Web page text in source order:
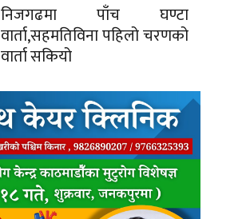
निजगढमा पाँच घण्टा
वार्ता,सहमतिविना पहिलो चरणको
वार्ता सकियो